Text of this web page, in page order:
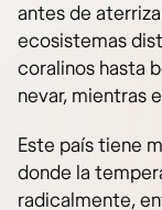
antes de
ecosistemas
coralinos hasta
nevar, mientras
Este país tiene
donde la
radicalmente,